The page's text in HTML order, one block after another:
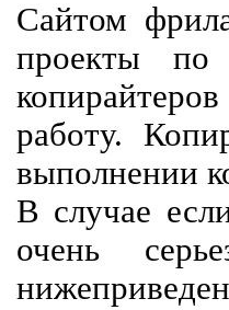
Сайтом
проекты по
работу.
выполнении
В случае
очень